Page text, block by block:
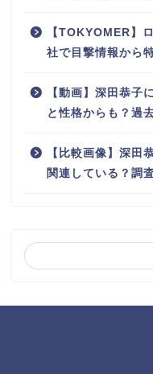
【TOKYOMER】
社で目撃情報から
【動画】深田恭子
と性格からも？過
【比較画像】深田
関連している？調